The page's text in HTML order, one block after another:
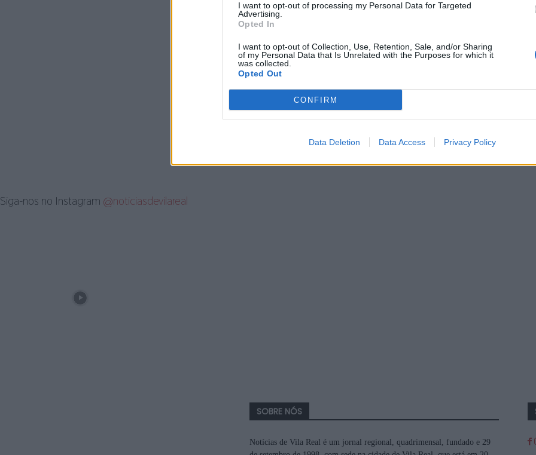
I want to opt-out of processing my Personal Data for Targeted
Advertising.
Opted In
I want to opt-out of Collection, Use, Retention, Sale, and/or Sharing
of my Personal Data that Is Unrelated with the Purposes for which it
was collected.
Opted Out
CONFIRM
Data Deletion Data Access Privacy Policy
Siga-nos no Instagram @noticiasdevilareal
SOBRE NÓS
Notícias de Vila Real é um jornal regional, quadrimensal, fundado e 29